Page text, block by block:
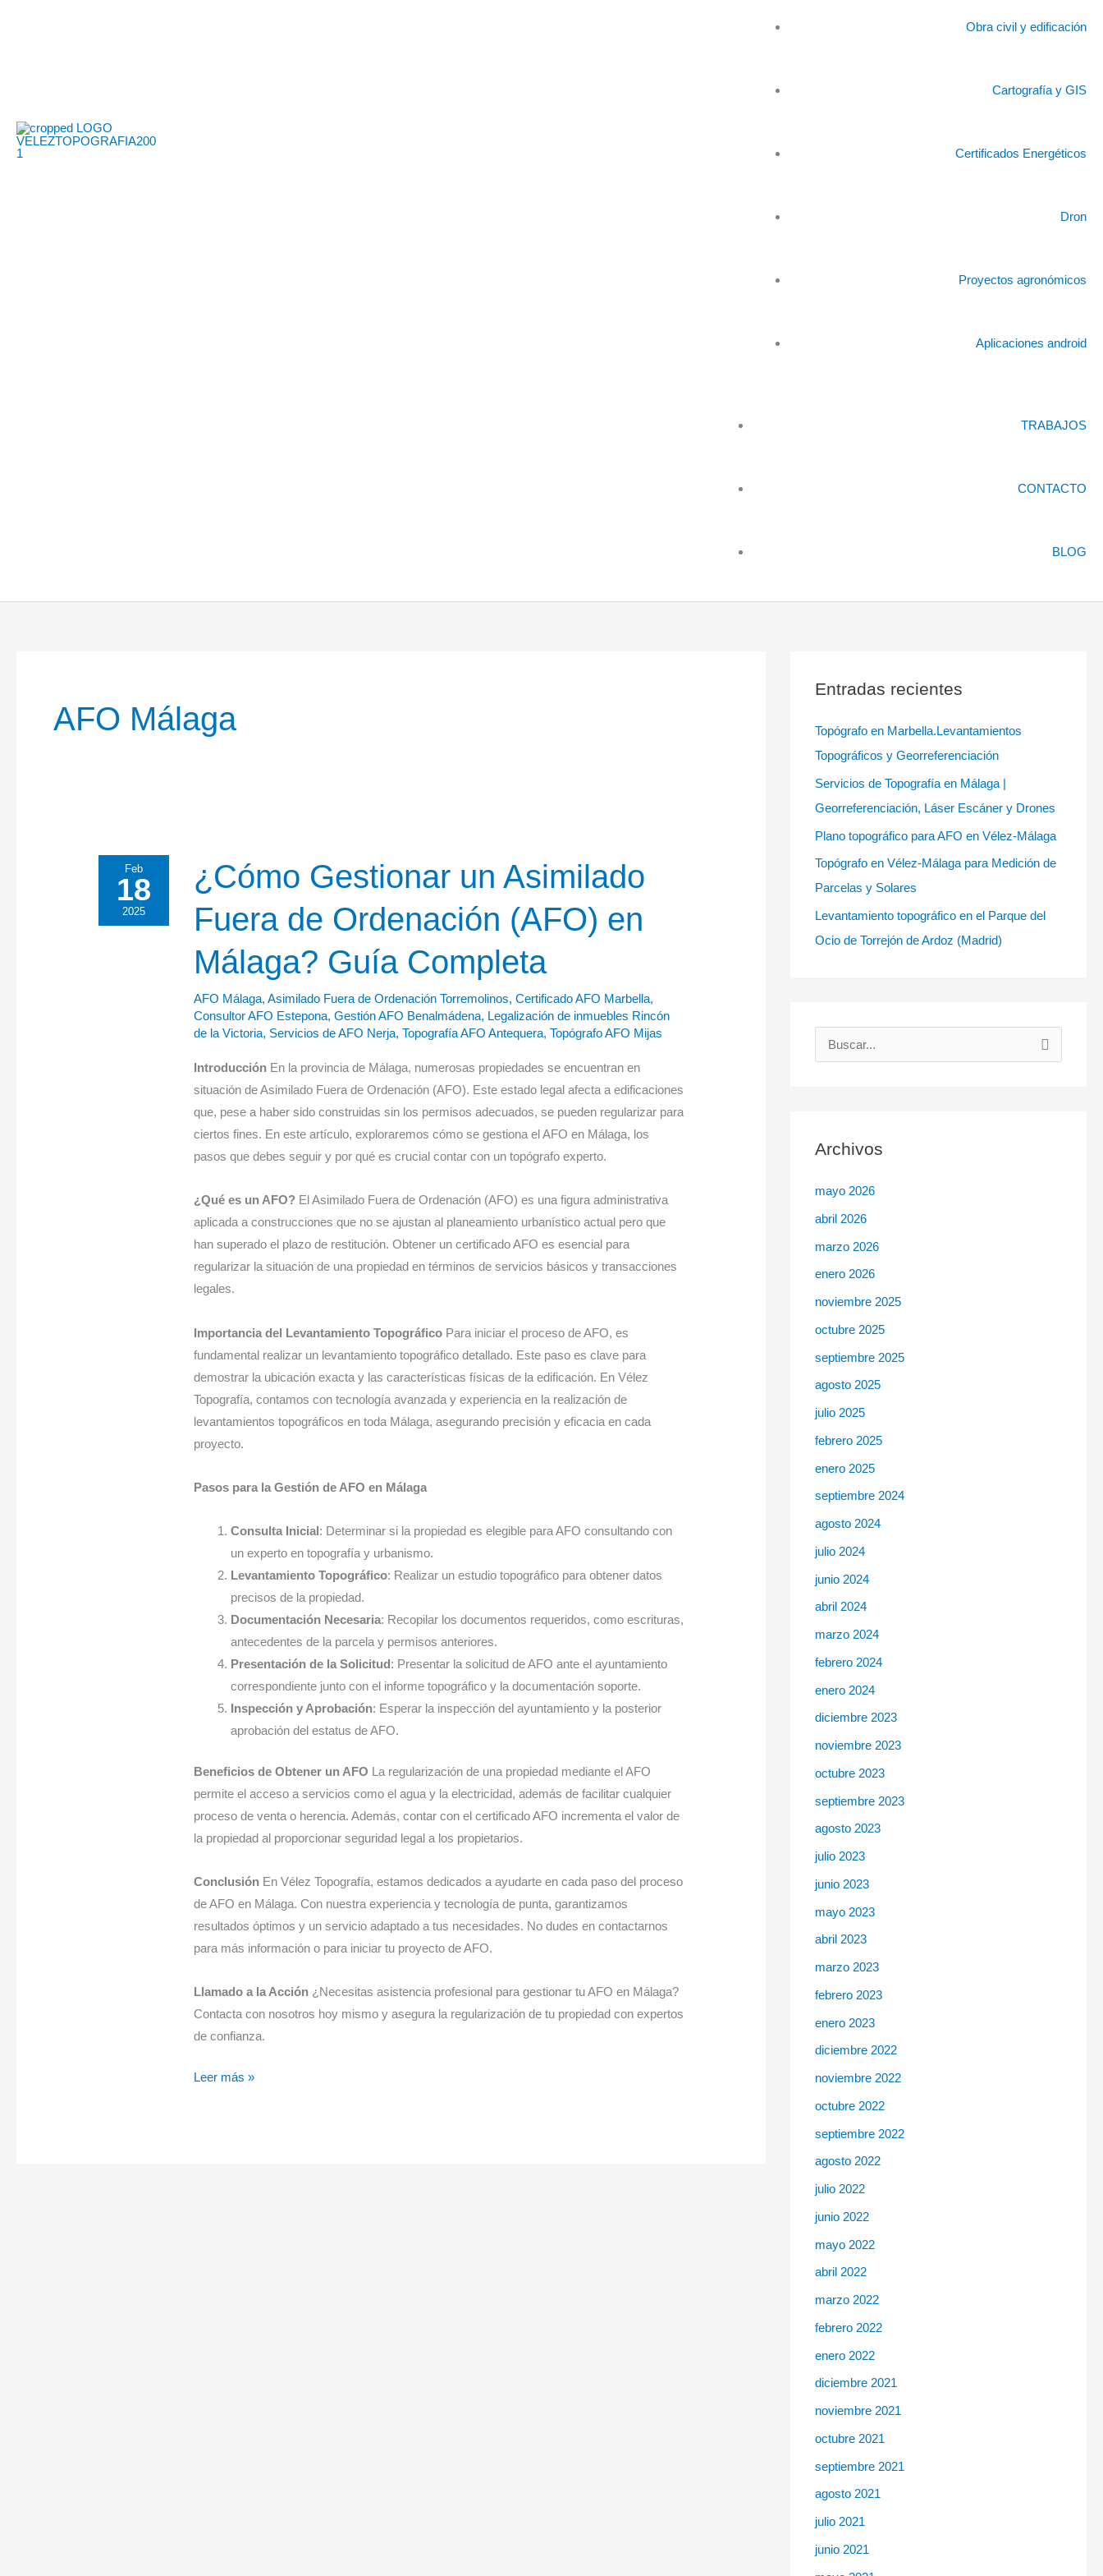
Obra civil y edificación
Cartografía y GIS
Certificados Energéticos
Dron
Proyectos agronómicos
Aplicaciones android
TRABAJOS
CONTACTO
BLOG
AFO Málaga
Feb
18
2025
¿Cómo Gestionar un Asimilado
Fuera de Ordenación (AFO) en
Málaga? Guía Completa
AFO Málaga, Asimilado Fuera de Ordenación Torremolinos, Certificado AFO Marbella,
Consultor AFO Estepona, Gestión AFO Benalmádena, Legalización de inmuebles Rincón
de la Victoria, Servicios de AFO Nerja, Topografía AFO Antequera, Topógrafo AFO Mijas
IntroducciónEn la provincia de Málaga, numerosas propiedades se encuentran en
situación de Asimilado Fuera de Ordenación (AFO). Este estado legal afecta a edificaciones
que, pese a haber sido construidas sin los permisos adecuados, se pueden regularizar para
ciertos fines. En este artículo, exploraremos cómo se gestiona el AFO en Málaga, los
pasos que debes seguir y por qué es crucial contar con un topógrafo experto.
¿Qué es un AFO?El Asimilado Fuera de Ordenación (AFO) es una figura administrativa
aplicada a construcciones que no se ajustan al planeamiento urbanístico actual pero que
han superado el plazo de restitución. Obtener un certificado AFO es esencial para
regularizar la situación de una propiedad en términos de servicios básicos y transacciones
legales.
Importancia del Levantamiento TopográficoPara iniciar el proceso de AFO, es
fundamental realizar un levantamiento topográfico detallado. Este paso es clave para
demostrar la ubicación exacta y las características físicas de la edificación. En Vélez
Topografía, contamos con tecnología avanzada y experiencia en la realización de
levantamientos topográficos en toda Málaga, asegurando precisión y eficacia en cada
proyecto.
Pasos para la Gestión de AFO en Málaga
Consulta Inicial: Determinar si la propiedad es elegible para AFO consultando con
un experto en topografía y urbanismo.
Levantamiento Topográfico: Realizar un estudio topográfico para obtener datos
precisos de la propiedad.
Documentación Necesaria: Recopilar los documentos requeridos, como escrituras,
antecedentes de la parcela y permisos anteriores.
Presentación de la Solicitud: Presentar la solicitud de AFO ante el ayuntamiento
correspondiente junto con el informe topográfico y la documentación soporte.
Inspección y Aprobación: Esperar la inspección del ayuntamiento y la posterior
aprobación del estatus de AFO.
Beneficios de Obtener un AFO La regularización de una propiedad mediante el AFO
permite el acceso a servicios como el agua y la electricidad, además de facilitar cualquier
proceso de venta o herencia. Además, contar con el certificado AFO incrementa el valor de
la propiedad al proporcionar seguridad legal a los propietarios.
ConclusiónEn Vélez Topografía, estamos dedicados a ayudarte en cada paso del proceso
de AFO en Málaga. Con nuestra experiencia y tecnología de punta, garantizamos
resultados óptimos y un servicio adaptado a tus necesidades. No dudes en contactarnos
para más información o para iniciar tu proyecto de AFO.
Llamado a la Acción¿Necesitas asistencia profesional para gestionar tu AFO en Málaga?
Contacta con nosotros hoy mismo y asegura la regularización de tu propiedad con expertos
de confianza.
¿Cómo
Gestionar
un
Asimilado
Fuera
de
Ordenación
(AFO)
Málaga?
Guía
Completa
Leer más »
Entradas recientes
Topógrafo en Marbella.Levantamientos
Topográficos y Georreferenciación
Servicios de Topografía en Málaga |
Georreferenciación, Láser Escáner y Drones
Plano topográfico para AFO en Vélez-Málaga
Topógrafo en Vélez-Málaga para Medición de
Parcelas y Solares
Levantamiento topográfico en el Parque del
Ocio de Torrejón de Ardoz (Madrid)
a
p
o
r
:
Archivos
mayo 2026
abril 2026
marzo 2026
enero 2026
noviembre 2025
octubre 2025
septiembre 2025
agosto 2025
julio 2025
febrero 2025
enero 2025
septiembre 2024
agosto 2024
julio 2024
junio 2024
abril 2024
marzo 2024
febrero 2024
enero 2024
diciembre 2023
noviembre 2023
octubre 2023
septiembre 2023
agosto 2023
julio 2023
junio 2023
mayo 2023
abril 2023
marzo 2023
febrero 2023
enero 2023
diciembre 2022
noviembre 2022
octubre 2022
septiembre 2022
agosto 2022
julio 2022
junio 2022
mayo 2022
abril 2022
marzo 2022
febrero 2022
enero 2022
diciembre 2021
noviembre 2021
octubre 2021
septiembre 2021
agosto 2021
julio 2021
junio 2021